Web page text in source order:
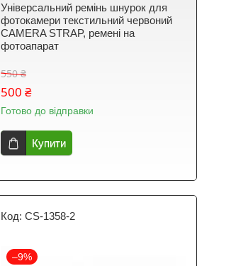
Універсальний ремінь шнурок для
фотокамери текстильний червоний
CAMERA STRAP, ремені на
фотоапарат
550 ₴
500 ₴
Готово до відправки
Купити
CS-1358-2
–9%